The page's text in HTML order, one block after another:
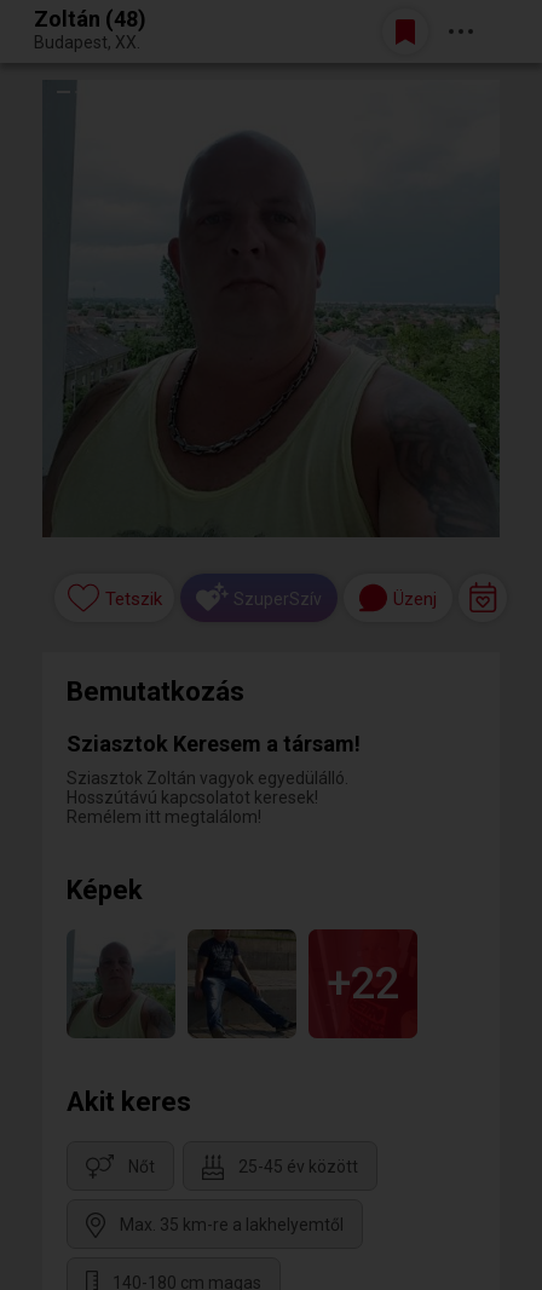
Egy jó randiból bármi lehet.
Belépés
Zoltán (48)
Budapest, XX.
Tetszik SzuperSzív Üzenj
Bemutatkozás
Sziasztok Keresem a társam!
Sziasztok Zoltán vagyok egyedülálló.
Hosszútávú kapcsolatot keresek!
Remélem itt megtalálom!
Képek
+22
Akit keres
Nőt 25-45 év között
Max. 35 km-re a lakhelyemtől
140-180 cm magas